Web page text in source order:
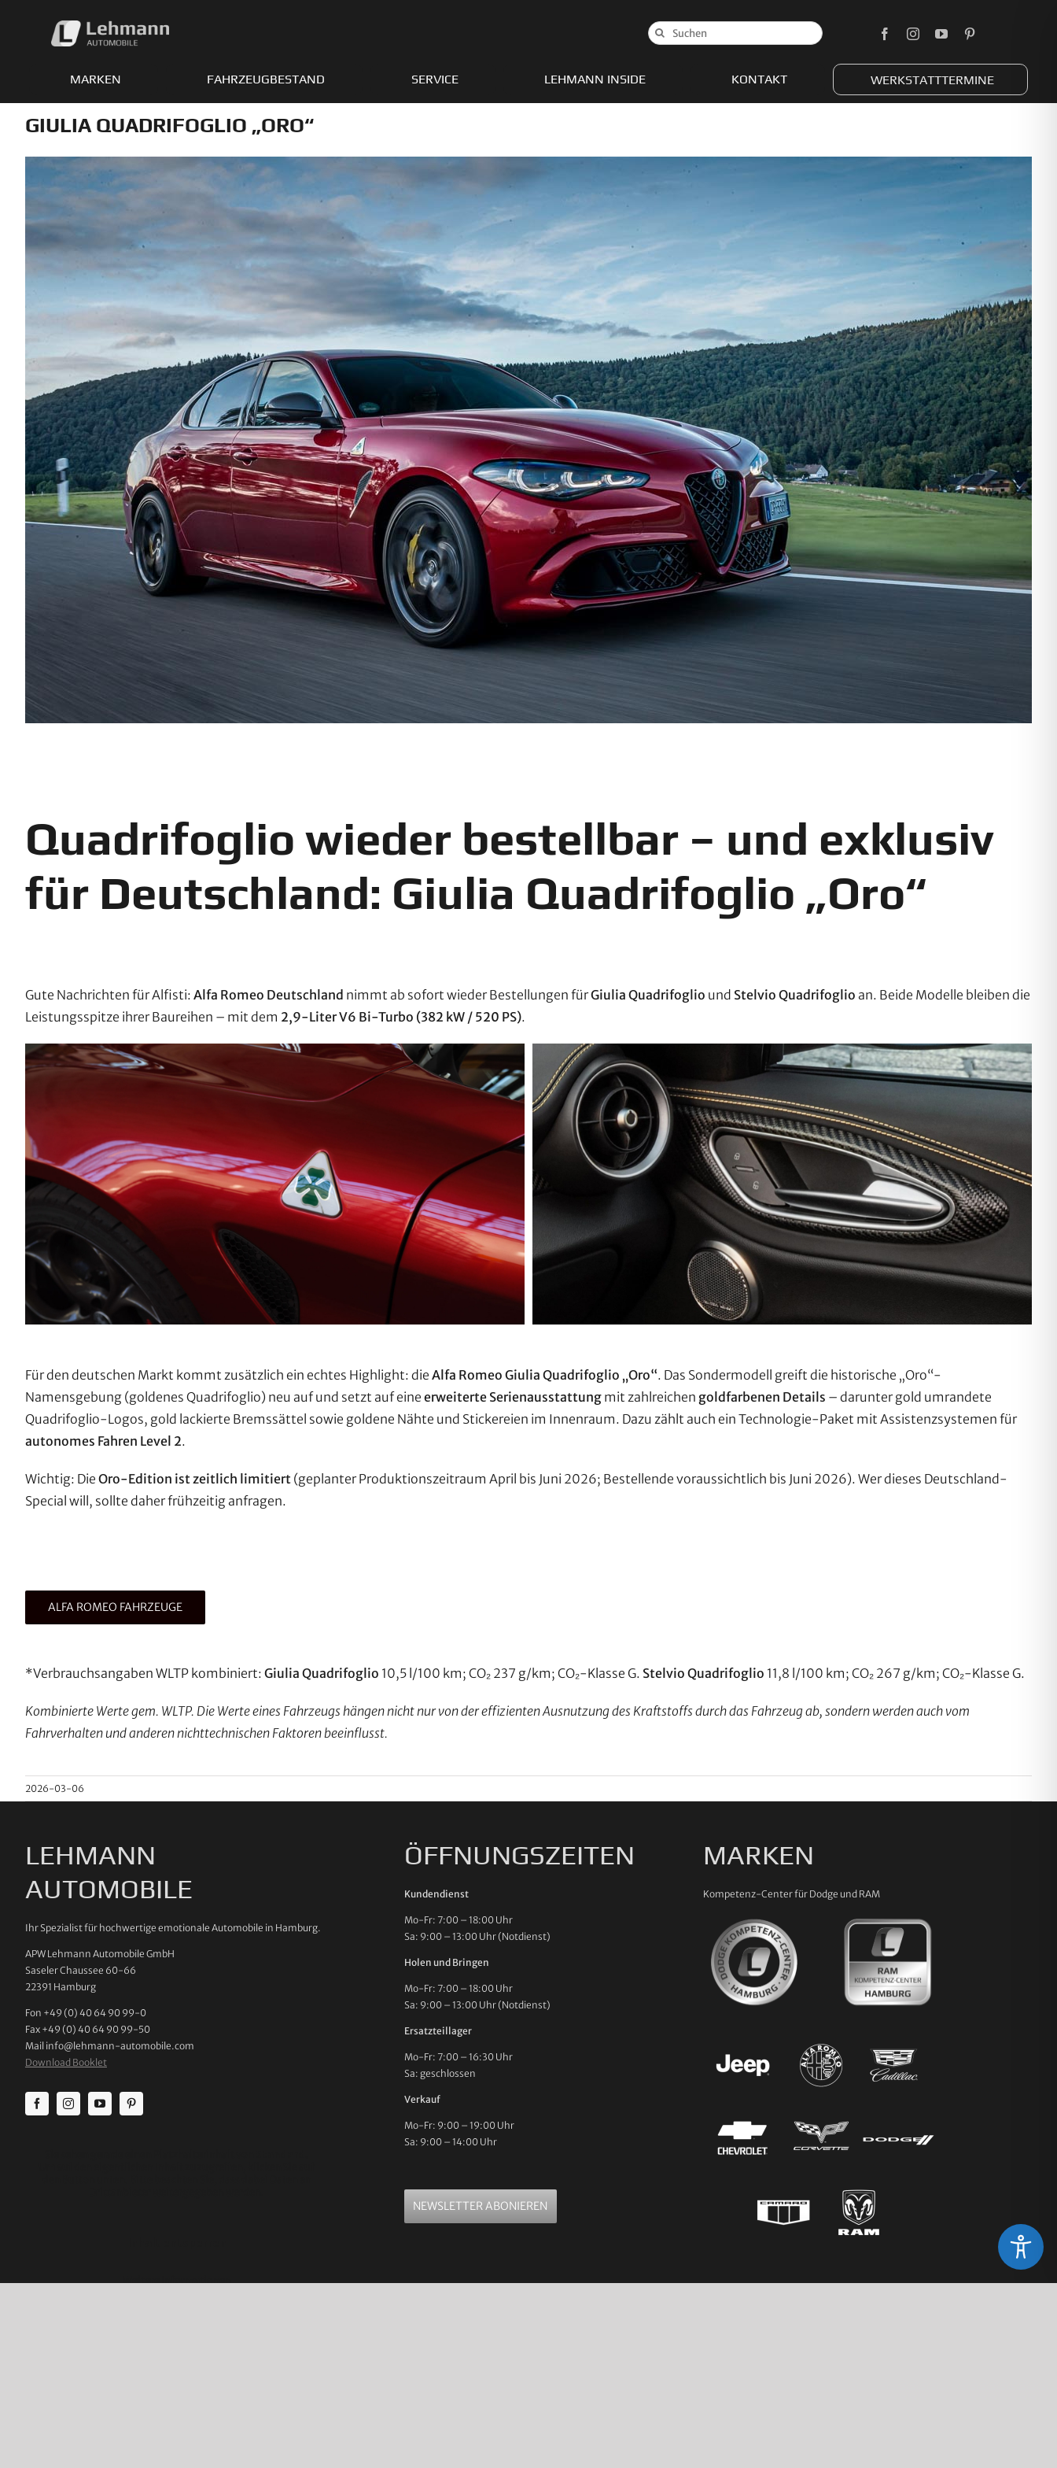
Suche
nach:
MARKEN
Compass
Renegade
Gladiator
Grand Cherokee
Wrangler
Wagoneer
Wagoneer S
FAHRZEUGBESTAND SERVICE LEHMANN INSIDE KONTAKT WERKSTATTTERMINE
GIULIA QUADRIFOGLIO „ORO“
Zeige
grösseres
Quadrifoglio wieder bestellbar – und exklusiv
für Deutschland: Giulia Quadrifoglio „Oro“
Gute Nachrichten für Alfisti: Alfa Romeo Deutschland nimmt ab sofort wieder Bestellungen fürGiulia Quadrifoglio und Stelvio Quadrifoglio an. Beide Modelle bleiben die
Leistungsspitze ihrer Baureihen – mit dem 2,9-Liter V6 Bi-Turbo (382 kW / 520 PS).
Für den deutschen Markt kommt zusätzlich ein echtes Highlight: die Alfa Romeo Giulia Quadrifoglio „Oro“. Das Sondermodell greift die historische „Oro“-
Namensgebung (goldenes Quadrifoglio) neu auf und setzt auf eine erweiterte Serienausstattungmit zahlreichen goldfarbenen Details – darunter gold umrandete
Quadrifoglio-Logos, gold lackierte Bremssättel sowie goldene Nähte und Stickereien im Innenraum. Dazu zählt auch ein Technologie-Paket mit Assistenzsystemen für
autonomes Fahren Level 2.
Wichtig: Die Oro-Edition ist zeitlich limitiert (geplanter Produktionszeitraum April bis Juni 2026; Bestellende voraussichtlich bis Juni 2026). Wer dieses Deutschland-
Special will, sollte daher frühzeitig anfragen.
ALFA ROMEO FAHRZEUGE
*Verbrauchsangaben WLTP kombiniert: Giulia Quadrifoglio 10,5 l/100 km; CO₂ 237 g/km; CO₂-Klasse G. Stelvio Quadrifoglio 11,8 l/100 km; CO₂ 267 g/km; CO₂-Klasse G.
Kombinierte Werte gem. WLTP. Die Werte eines Fahrzeugs hängen nicht nur von der effizienten Ausnutzung des Kraftstoffs durch das Fahrzeug ab, sondern werden auch vom
Fahrverhalten und anderen nichttechnischen Faktoren beeinflusst.
2026-03-06
LEHMANN
AUTOMOBILE
Ihr Spezialist für hochwertige emotionale Automobile in Hamburg.
APW Lehmann Automobile GmbH
Saseler Chaussee 60-66
22391 Hamburg
Fon +49 (0) 40 64 90 99-0
Fax +49 (0) 40 64 90 99-50
Mail info@lehmann-automobile.com
Download Booklet
ÖFFNUNGSZEITEN
Kundendienst
Mo-Fr: 7:00 – 18:00 Uhr
Sa: 9:00 – 13:00 Uhr (Notdienst)
Holen und Bringen
Mo-Fr: 7:00 – 18:00 Uhr
Sa: 9:00 – 13:00 Uhr (Notdienst)
Ersatzteillager
Mo-Fr: 7:00 – 16:30 Uhr
Sa: geschlossen
Verkauf
Mo-Fr: 9:00 – 19:00 Uhr
Sa: 9:00 – 14:00 Uhr
NEWSLETTER ABONIEREN
MARKEN
Kompetenz-Center für Dodge und RAM